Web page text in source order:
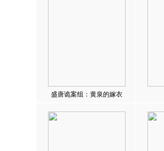
盛唐诡案组：黄泉的嫁衣